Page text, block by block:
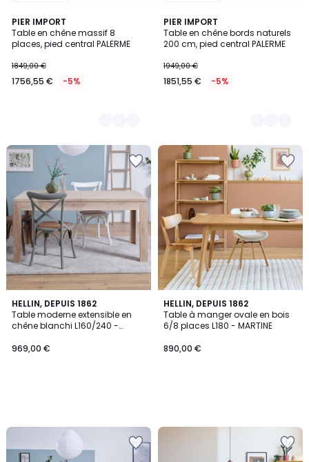
PIER IMPORT
Table en chêne massif 8
places, pied central PALERME
1849,00 €
1756,55 € -5%
3
Couleurs
PIER IMPORT
Table en chêne bords naturels
200 cm, pied central PALERME
1949,00 €
1851,55 € -5%
3
Couleurs
HELLIN, DEPUIS 1862
Table moderne extensible en
chêne blanchi L160/240 -
969,00 €
HELLIN, DEPUIS 1862
Table à manger ovale en bois
6/8 places L180 - MARTINE
890,00 €